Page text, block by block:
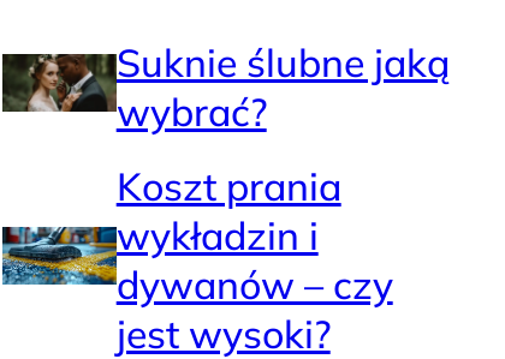
Suknie ślubne jaką
wybrać?
Koszt prania
wykładzin i
dywanów – czy
jest wysoki?